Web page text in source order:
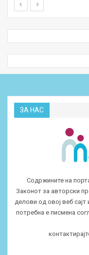
ЗА НАС
Содржините на
Законот за авторски
делови од овој веб сајт
потребна е писмена